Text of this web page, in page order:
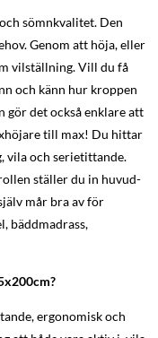
sömnkvalitet. Den
Genom att höja, eller
vilställning. Vill du få
och känn hur kroppen
det också enklare att
till max! Du hittar
vila och serietittande.
ställer du in huvud-
mår bra av för
bäddmadrass,
ergonomisk och